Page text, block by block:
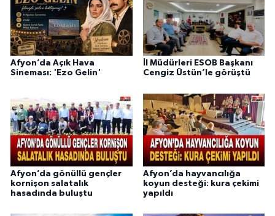
Afyon’da Açık Hava
Sineması: 'Ezo Gelin'
İl Müdürleri ESOB Başkanı
Cengiz Üstün’le görüştü
Afyon’da gönüllü gençler
kornişon salatalık
hasadında buluştu
Afyon’da hayvancılığa
koyun desteği: kura çekimi
yapıldı